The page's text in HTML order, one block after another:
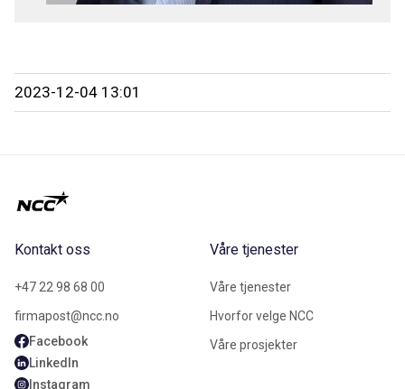
2023-12-04 13:01
Kontakt oss
+47 22 98 68 00
firmapost@ncc.no
Facebook
LinkedIn
Instagram
Våre tjenester
Våre tjenester
Hvorfor velge NCC
Våre prosjekter